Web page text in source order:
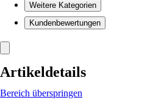
Weitere Kategorien
Kundenbewertungen
Artikeldetails
Bereich überspringen